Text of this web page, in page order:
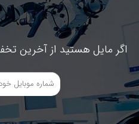
اگر مایل هستید از آخرین